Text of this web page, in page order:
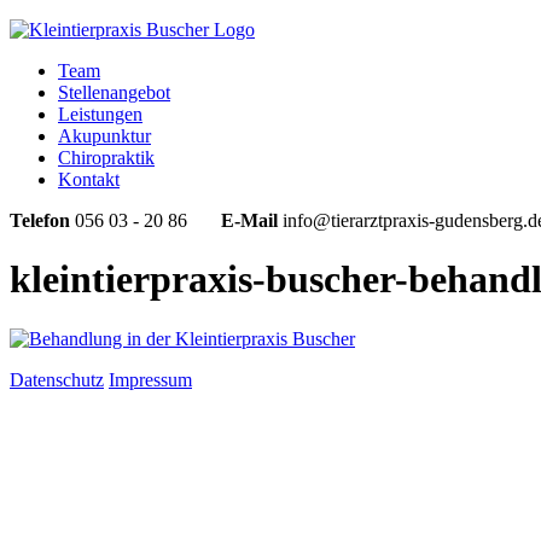
Team
Stellenangebot
Leistungen
Akupunktur
Chiropraktik
Kontakt
Telefon 056 03 - 20 86 E-Mail info@tierarztpraxis-
kleintierpraxis-buscher-
Datenschutz Impressum